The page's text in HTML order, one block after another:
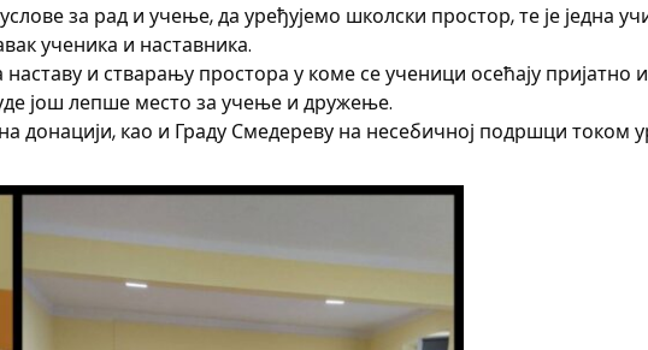
за рад и учење, да уређујемо школски простор, те је једна
ученика и наставника.
и стварању простора у коме се ученици осећају пријатно
још лепше место за учење и дружење.
донацији, као и Граду Смедереву на несебичној подршци током